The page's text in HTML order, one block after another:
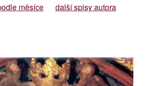
měsíce
další spisy autora